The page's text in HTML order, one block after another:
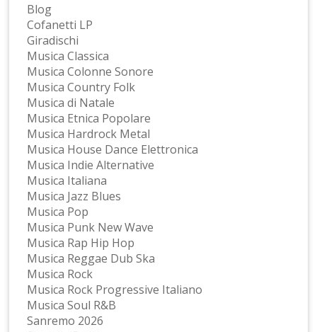
Blog
Cofanetti LP
Giradischi
Musica Classica
Musica Colonne Sonore
Musica Country Folk
Musica di Natale
Musica Etnica Popolare
Musica Hardrock Metal
Musica House Dance Elettronica
Musica Indie Alternative
Musica Italiana
Musica Jazz Blues
Musica Pop
Musica Punk New Wave
Musica Rap Hip Hop
Musica Reggae Dub Ska
Musica Rock
Musica Rock Progressive Italiano
Musica Soul R&B
Sanremo 2026